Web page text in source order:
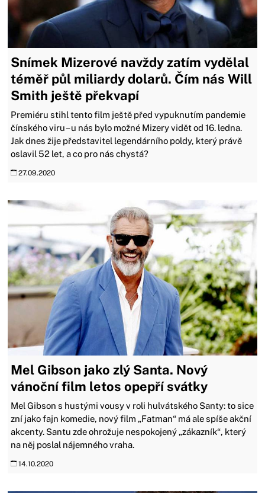
Snímek Mizerové navždy zatím vydělal
téměř půl miliardy dolarů. Čím nás Will
Smith ještě překvapí
Premiéru stihl tento film ještě před vypuknutím pandemie
čínského viru – u nás bylo možné Mizery vidět od 16. ledna.
Jak dnes žije představitel legendárního poldy, který právě
oslavil 52 let, a co pro nás chystá?
27.09.2020
Mel Gibson jako zlý Santa. Nový
vánoční film letos opepří svátky
Mel Gibson s hustými vousy v roli hulvátského Santy: to sice
zní jako fajn komedie, nový film „Fatman“ má ale spíše akční
akcenty. Santu zde ohrožuje nespokojený „zákazník“, který
na něj poslal nájemného vraha.
14.10.2020